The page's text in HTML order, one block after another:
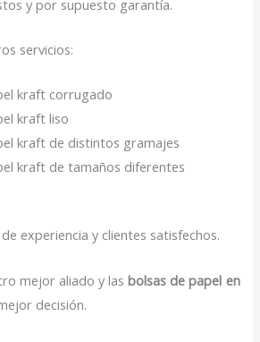
y por supuesto garantía.
servicios:
kraft corrugado
kraft liso
kraft de distintos gramajes
kraft de tamaños diferentes
experiencia y clientes satisfechos.
mejor aliado y lasbolsas de papel en
decisión.